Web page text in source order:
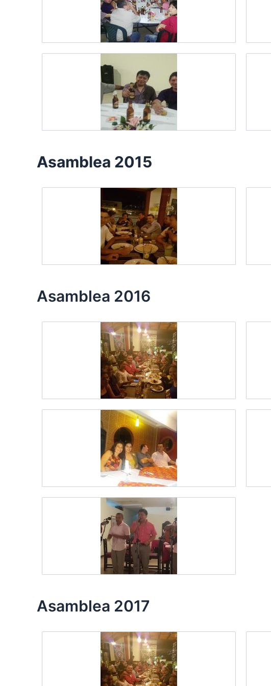
Asamblea 2015
Asamblea 2016
Asamblea 2017